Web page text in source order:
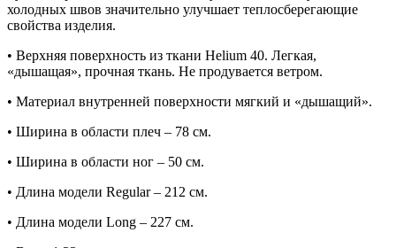
холодных швов значительно улучшает теплосберегающие
свойства изделия.
• Верхняя поверхность из ткани Helium 40. Легкая,
«дышащая», прочная ткань. Не продувается ветром.
• Материал внутренней поверхности мягкий и «дышащий».
• Ширина в области плеч – 78 см.
• Ширина в области ног – 50 см.
• Длина модели Regular – 212 см.
• Длина модели Long – 227 см.